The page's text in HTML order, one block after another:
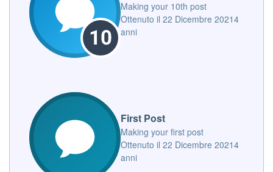
Making your 10th post
Ottenuto il 22 Dicembre 20214
anni
First Post
Making your first post
Ottenuto il 22 Dicembre 20214
anni